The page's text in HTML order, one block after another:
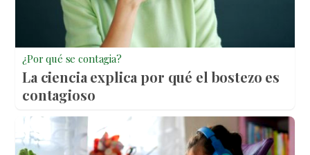
¿Por qué se contagia?
La ciencia explica por qué el bostezo es
contagioso